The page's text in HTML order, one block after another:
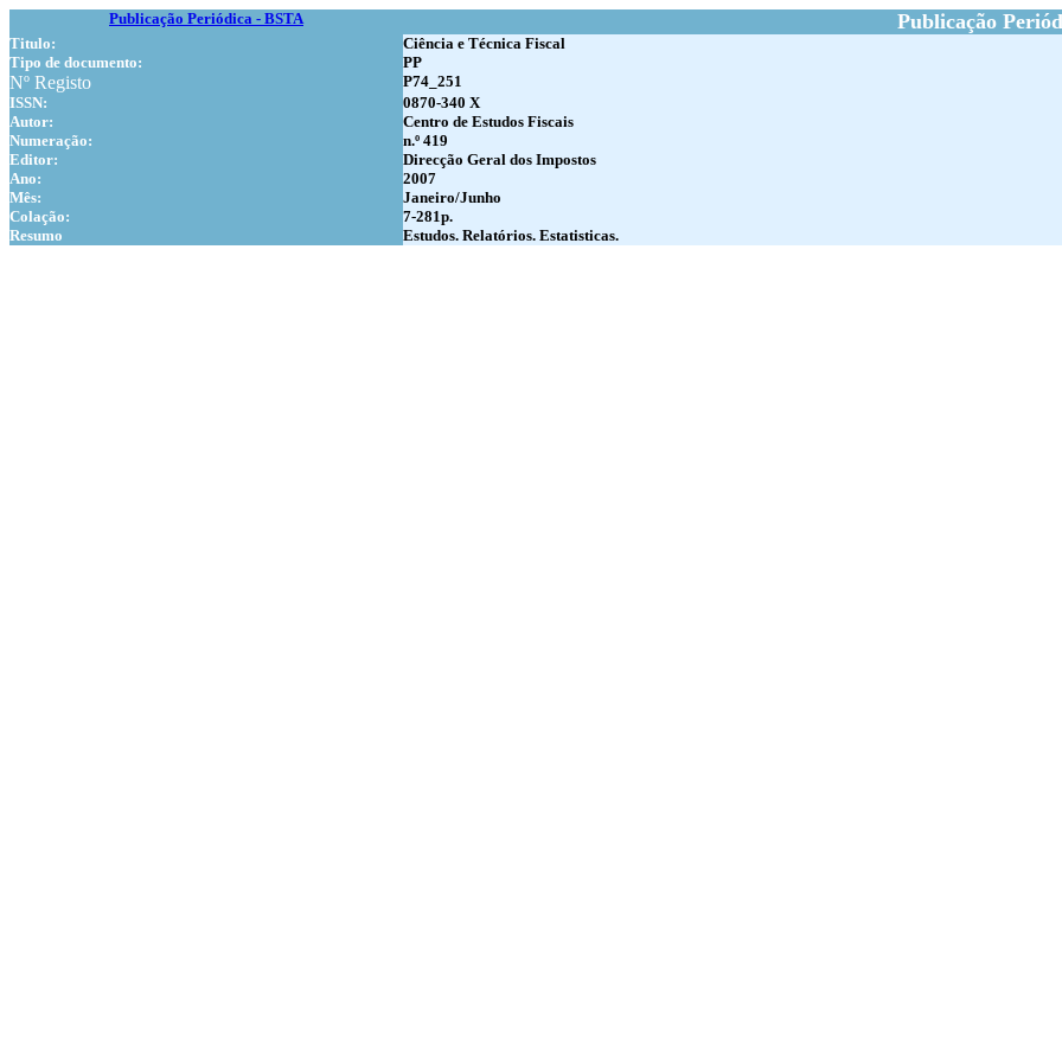
Publicação Periódica - BSTA Publicação
Titulo:
Ciência e Técnica Fiscal
Tipo de documento:
PP
Nº Registo
P74_251
ISSN:
0870-340 X
Autor:
Centro de Estudos Fiscais
Numeração:
n.º 419
Editor:
Direcção Geral dos Impostos
Ano:
2007
Mês:
Janeiro/Junho
Colação:
7-281p.
Resumo
Estudos. Relatórios. Estatisticas.